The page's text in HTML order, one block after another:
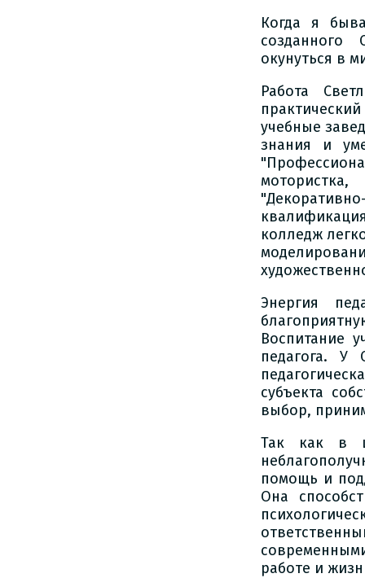
Когда я
созданного
окунуться в
Работа
учебные
знания и
колледж
Энергия
Воспитание
педагога. У
субъекта
выбор,
Так как в
помощь и
Она
работе и